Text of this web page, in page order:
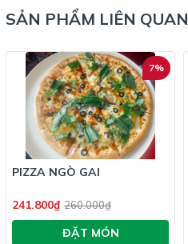
SẢN PHẨM LIÊN QUAN
7%
PIZZA NGÒ GAI
241.800₫ 260.000₫
ĐẶT MÓN